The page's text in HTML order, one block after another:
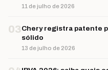
11 de julho de 2026
03Chery registra patente
sólido
13 de julho de 2026